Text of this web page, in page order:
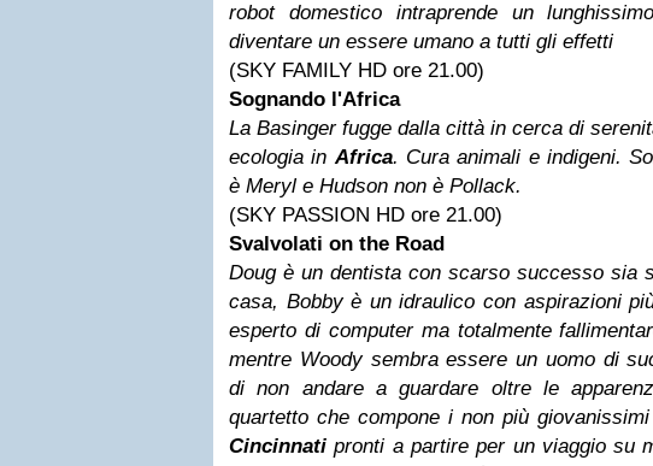
robot domestico intraprende un
diventare un essere umano a tutti gli effetti
(SKY FAMILY HD ore 21.00)
Sognando l'Africa
La Basinger fugge dalla città in cerca di
ecologia inAfrica. Cura animali e indigeni.
è Meryl e Hudson non è Pollack.
(SKY PASSION HD ore 21.00)
Svalvolati on the Road
Doug è un dentista con scarso successo sia
casa, Bobby è un idraulico con aspirazioni
esperto di computer ma totalmente
mentre Woody sembra essere un uomo di
di non andare a guardare oltre le
quartetto che compone i non più
Cincinnati pronti a partire per un viaggio su